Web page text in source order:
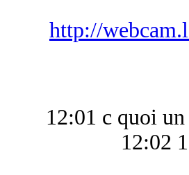
http://
12:01 c quoi
12:02